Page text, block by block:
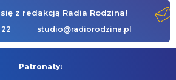
z redakcją Radia Rodzina!
studio@radiorodzina.pl
Patronaty: